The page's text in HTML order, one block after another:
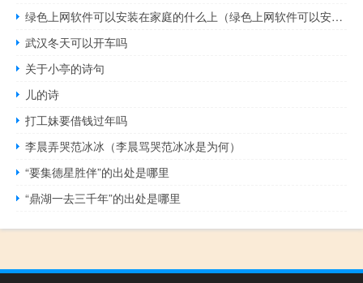
绿色上网软件可以安装在家庭的什么上（绿色上网软件可以安装）
武汉冬天可以开车吗
关于小亭的诗句
儿的诗
打工妹要借钱过年吗
李晨弄哭范冰冰（李晨骂哭范冰冰是为何）
“要集德星胜伴”的出处是哪里
“鼎湖一去三千年”的出处是哪里